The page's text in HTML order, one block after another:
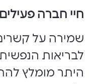
חיי חברה
שמירה על
לבריאות הנפשית
היתר מומלץ